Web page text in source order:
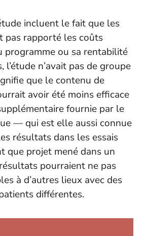
incluent le fait que les
pas rapporté les coûts
programme ou sa rentabilité
l’étude n’avait pas de groupe
que le contenu de
avoir été moins efficace
fournie par le
— qui est elle aussi connue
résultats dans les essais
que projet mené dans un
pourraient ne pas
à d’autres lieux avec des
différentes.